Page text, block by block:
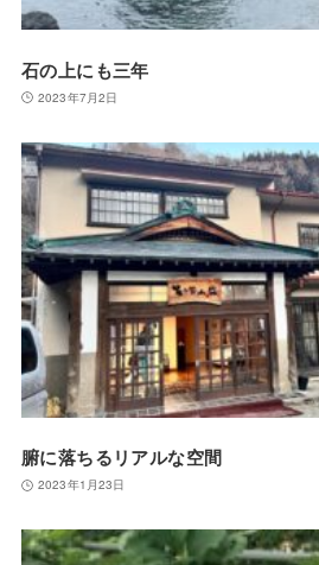
石の上にも三年
2023年7月2日
腑に落ちるリアルな空間
2023年1月23日